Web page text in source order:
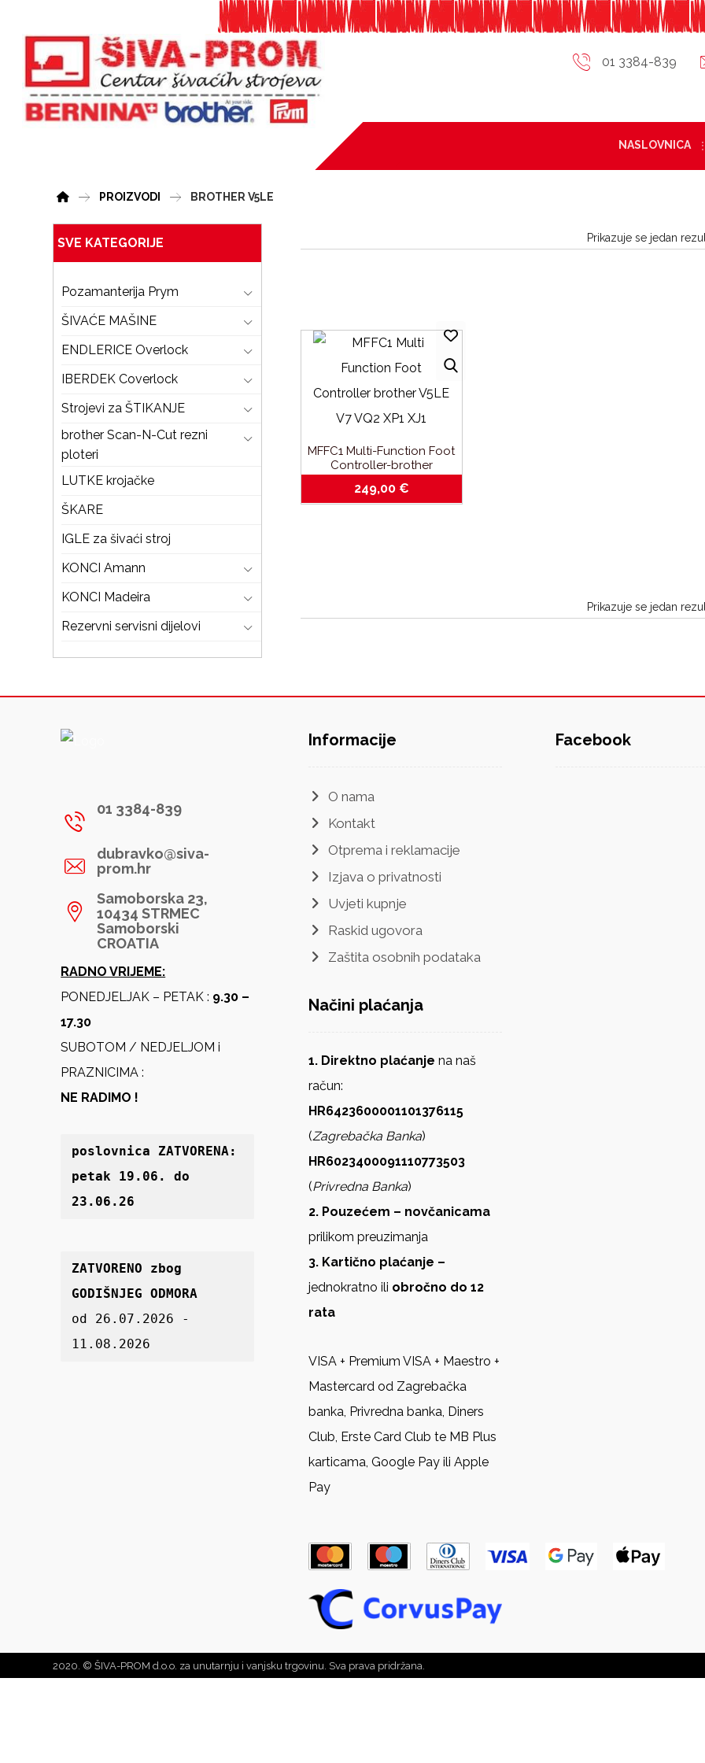
01 3384-839
NASLOVNICA
PROIZVODI BROTHER V5LE
Prikazuje se jedan
MFFC1 Multi-Function Foot
Controller-brother
V5LE_V7_VQ2_XP1_XJ1
249,00 €
Prikazuje se jedan
SVE KATEGORIJE
Pozamanterija Prym
ŠIVAĆE MAŠINE
ENDLERICE Overlock
IBERDEK Coverlock
Strojevi za ŠTIKANJE
brother Scan-N-Cut rezni
ploteri
LUTKE krojačke
ŠKARE
IGLE za šivaći stroj
KONCI Amann
KONCI Madeira
Rezervni servisni dijelovi
01 3384-839
dubravko@siva-
prom.hr
Samoborska 23,
10434 STRMEC
Samoborski
CROATIA
RADNO VRIJEME:
PONEDJELJAK – PETAK : 9.30 –
17.30
SUBOTOM / NEDJELJOM i
PRAZNICIMA :
NE RADIMO !
poslovnica ZATVORENA:
petak 19 .06. do
23.06.26
ZATVORENO zbog
GODIŠNJEG ODMORA
od 26.07.2026 -
11.08.2026
Informacije
O nama
Kontakt
Otprema i reklamacije
Izjava o privatnosti
Uvjeti kupnje
Raskid ugovora
Zaštita osobnih podataka
Načini plaćanja
1. Direktno plaćanje na naš
račun:
HR6423600001101376115
(Zagrebačka Banka)
HR6023400091110773503
(Privredna Banka)
2. Pouzećem – novčanicama
prilikom preuzimanja
3. Kartično plaćanje –
jednokratno ili obročno do 12
rata
VISA + Premium VISA + Maestro +
Mastercard od Zagrebačka
banka, Privredna banka, Diners
Club, Erste Card Club te MB Plus
karticama, Google Pay ili Apple
Pay
Facebook
2020. © ŠIVA-PROM d.o.o. za unutarnju i vanjsku trgovinu. Sva prava pridržana.